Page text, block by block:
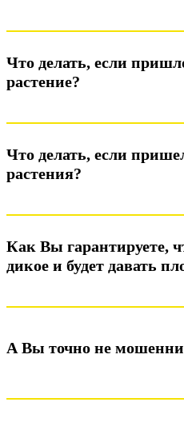
Что делать, если
растение?
Что делать, если
растения?
Как Вы гарантируете,
дикое и будет давать
А Вы точно не